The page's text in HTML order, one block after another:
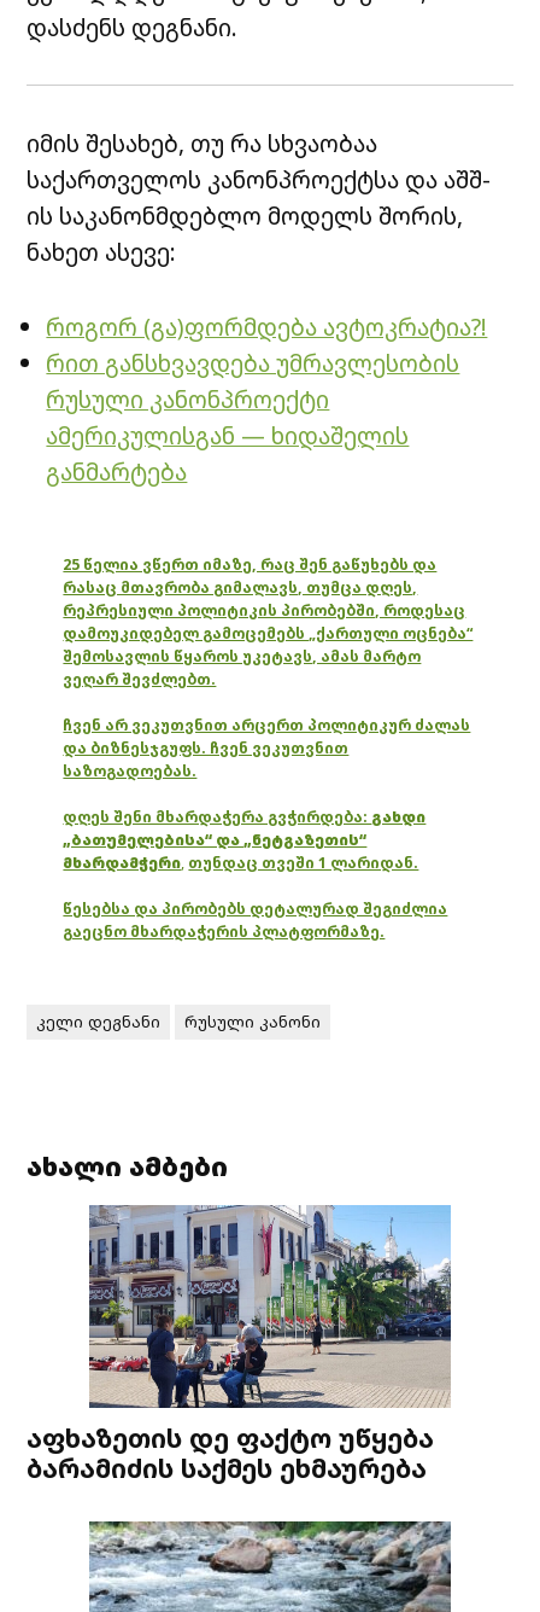
დასძენს დეგნანი.
იმის შესახებ, თუ რა სხვაობაა
საქართველოს კანონპროექტსა და აშშ-
ის საკანონმდებლო მოდელს შორის,
ნახეთ ასევე:
როგორ (გა)ფორმდება ავტოკრატია?!
რით განსხვავდება უმრავლესობის
რუსული კანონპროექტი
ამერიკულისგან — ხიდაშელის
განმარტება
25 წელია ვწერთ იმაზე, რაც შენ გაწუხებს და
რასაც მთავრობა გიმალავს, თუმცა დღეს,
რეპრესიული პოლიტიკის პირობებში, როდესაც
დამოუკიდებელ გამოცემებს „ქართული ოცნება“
შემოსავლის წყაროს უკეტავს, ამას მარტო
ვეღარ შევძლებთ.
ჩვენ არ ვეკუთვნით არცერთ პოლიტიკურ ძალას
და ბიზნესჯგუფს. ჩვენ ვეკუთვნით
საზოგადოებას.
დღეს შენი მხარდაჭერა გვჭირდება: გახდი
„ბათუმელებისა“ და „ნეტგაზეთის“
მხარდამჭერი, თუნდაც თვეში 1 ლარიდან.
წესებსა და პირობებს დეტალურად შეგიძლია
გაეცნო მხარდაჭერის პლატფორმაზე.
კელი დეგნანი რუსული კანონი
ახალი ამბები
აფხაზეთის დე ფაქტო უწყება
ბარამიძის საქმეს ეხმაურება